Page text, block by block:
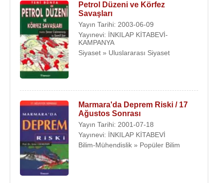
Petrol Düzeni ve Körfez
Savaşları
Yayın Tarihi: 2003-06-09
Yayınevi: İNKILAP KİTABEVİ-
KAMPANYA
Siyaset » Uluslararası Siyaset
Marmara'da Deprem Riski / 17
Ağustos Sonrası
Yayın Tarihi: 2001-07-18
Yayınevi: İNKILAP KİTABEVİ
Bilim-Mühendislik » Popüler Bilim